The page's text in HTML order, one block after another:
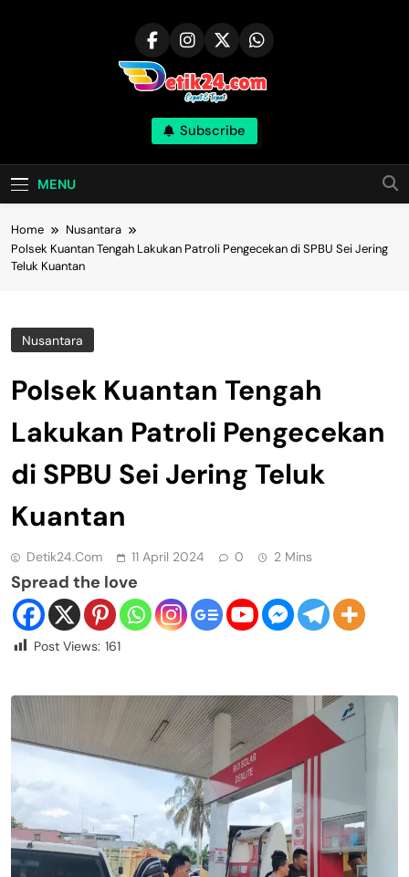
Subscribe
MENU
Home
Nusantara
Polsek Kuantan Tengah Lakukan Patroli Pengecekan di SPBU Sei Jering
Teluk Kuantan
Nusantara
Polsek Kuantan Tengah
Lakukan Patroli Pengecekan
di SPBU Sei Jering Teluk
Kuantan
Detik24.com 11 April 2024 0 2 Mins
Spread the love
Post Views: 161